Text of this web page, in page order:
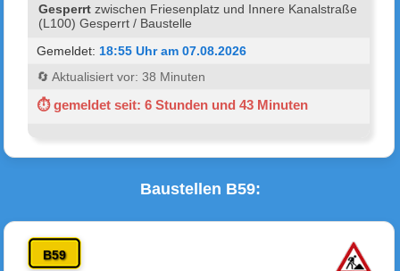
Gesperrt zwischen Friesenplatz und Innere Kanalstraße
(L100) Gesperrt / Baustelle
Gemeldet: 18:55 Uhr am 07.08.2026
🔄 Aktualisiert vor: 38 Minuten
⏱ gemeldet seit: 6 Stunden und 43 Minuten
Baustellen B59:
B59